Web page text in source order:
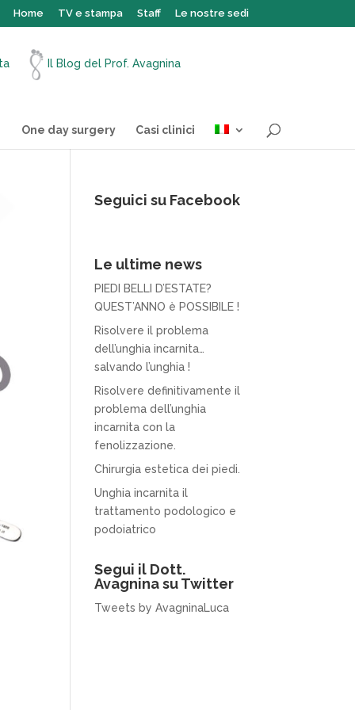
Home TV e stampa Staff Le nostre sedi
Il Blog del Prof. Avagnina
One day surgery Casi clinici
Seguici su Facebook
Le ultime news
PIEDI BELLI D’ESTATE?
QUEST’ANNO è POSSIBILE !
Risolvere il problema
dell’unghia incarnita…
salvando l’unghia !
Risolvere definitivamente il
problema dell’unghia
incarnita con la
fenolizzazione.
Chirurgia estetica dei piedi.
Unghia incarnita il
trattamento podologico e
podoiatrico
Segui il Dott.
Avagnina su Twitter
Tweets by AvagninaLuca